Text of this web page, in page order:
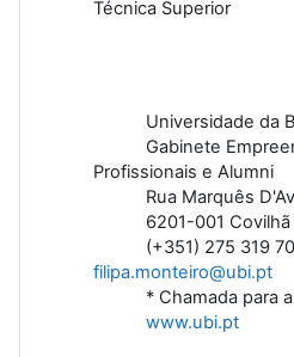
Técnica Superior
Universidade da
Gabinete
Profissionais e Alumni
Rua Marquês
6201-001 Covilhã |
(+351) 275 319
filipa.monteiro@ubi.pt
* Chamada para a
www.ubi.pt